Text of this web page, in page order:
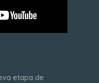
etapa de